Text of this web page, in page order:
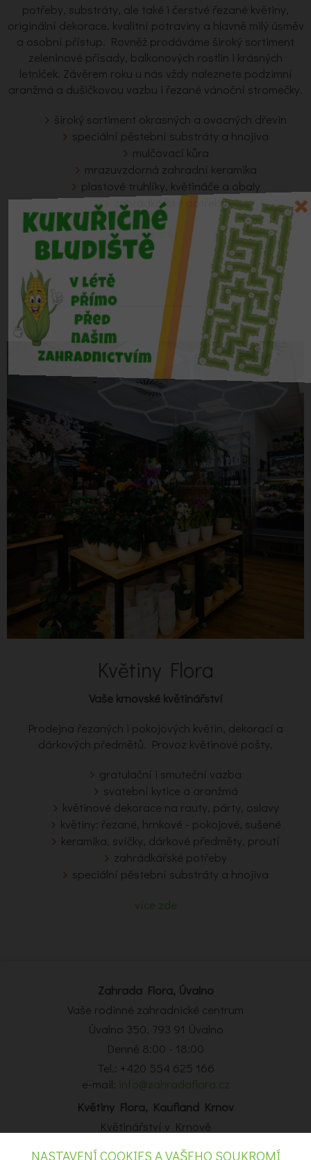
potřeby, substráty, ale také i čerstvé řezané květiny,
originální dekorace, kvalitní potraviny a hlavně milý úsměv
a osobní přístup. Rovněž prodáváme široký sortiment
zeleninové přísady, balkonových rostlin i krásných
letniček. Závěrem roku u nás vždy naleznete podzimní
aranžmá a dušičkovou vazbu i řezané vánoční stromečky.
široký sortiment okrasných a ovocných dřevin
speciální pěstební substráty a hnojiva
mulčovací kůra
mrazuvzdorná zahradní keramika
plastové truhlíky, květináče a obaly
zahrádkářské potřeby
více zde
Květiny Flora
Vaše krnovské květinářství
Prodejna řezaných i pokojových květin, dekorací a
dárkových předmětů. Provoz květinové pošty.
gratulační i smuteční vazba
svatební kytice a aranžmá
květinové dekorace na rauty, párty, oslavy
květiny: řezané, hrnkové - pokojové, sušené
keramika, svíčky, dárkové předměty, proutí
zahrádkářské potřeby
speciální pěstební substráty a hnojiva
více zde
Zahrada Flora, Úvalno
Vaše rodinné zahradnické centrum
Úvalno 350, 793 91 Úvalno
Denně 8:00 - 18:00
Tel.: +420 554 625 166
e-mail: info@zahradaflora.cz
Květiny Flora, Kaufland Krnov
Květinářství v Krnově
Obchodní centrum Kaufland Krnov, Opavská 14, Krnov
NASTAVENÍ COOKIES A VAŠEHO SOUKROMÍ